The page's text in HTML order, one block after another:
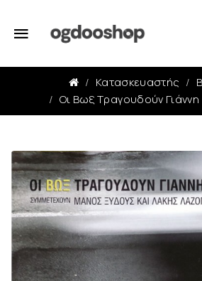
Κατασκευαστής
Οι Βωξ Τραγουδούν